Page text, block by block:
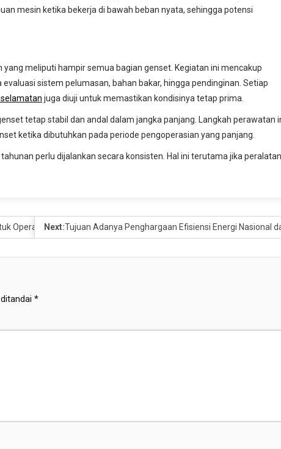
mesin ketika bekerja di bawah beban nyata, sehingga potensi
meliputi hampir semua bagian genset. Kegiatan ini mencakup
sistem pelumasan, bahan bakar, hingga pendinginan. Setiap
juga diuji untuk memastikan kondisinya tetap prima.
tetap stabil dan andal dalam jangka panjang. Langkah perawatan
ketika dibutuhkan pada periode pengoperasian yang panjang.
perlu dijalankan secara konsisten. Hal ini terutama jika peralatan
Operasional Harian
Next:Tujuan Adanya Penghargaan Efisiensi Energi Nasional
*